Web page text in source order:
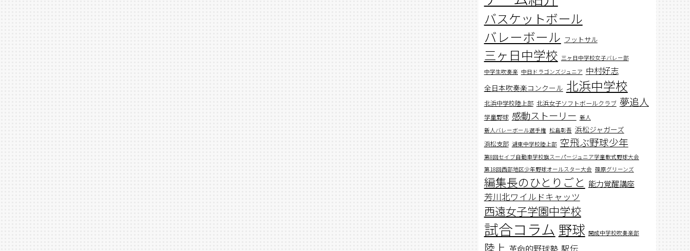
バスケットボール
バレーボール フットサル
三ヶ日中学校 三ヶ日中学校女子バレー部
中学生吹奏楽 中日ドラゴンズジュニア 中村好志
全日本吹奏楽コンクール 北浜中学校
北浜中学校陸上部 北浜女子ソフトボールクラブ 夢追人
学童野球 感動ストーリー 新人
新人バレーボール選手権 松島彰吾 浜松ジャガーズ
浜松支部 湖東中学校陸上部 空飛ぶ野球少年
第8回セイブ自動車学校旗スーパージュニア学童軟式野球大会
第18回西部地区少年野球オールスター大会 篠原グリーンズ
編集長のひとりごと 能力覚醒講座
芳川北ワイルドキャッツ
西遠女子学園中学校
試合コラム 野球 開成中学校吹奏楽部
陸上